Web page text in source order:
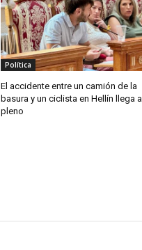
Política
El accidente entre un camión de la
basura y un ciclista en Hellín llega al
pleno